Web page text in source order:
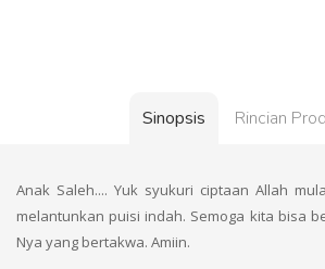
Sinopsis Rincian
Anak Saleh.... Yuk syukuri ciptaan Allah
melantunkan puisi indah. Semoga kita bisa
Nya yang bertakwa. Amiin.